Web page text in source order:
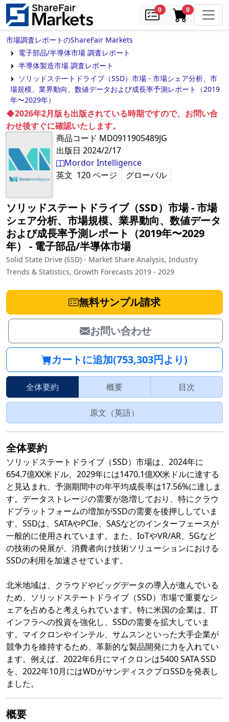
0samples0in cart
市場調査レポートのShareFair Markets
電子部品/半導体市場 調査レポート
半導体製造市場 調査レポート
ソリッドステートドライブ（SSD）市場 - 市場シェア分析、市
場規模、業界動向、数値データおよび成長率予測レポート（2019
年〜2029年）
◆2026年2月版も出版されている時期ですので、お問い合
わせ後すぐに確認いたします。
商品コード MD0911905489JG
出版日 2024/2/17
Mordor Intelligence
英文 120ページ グローバル
ソリッドステートドライブ（SSD）市場 - 市場
シェア分析、市場規模、業界動向、数値データ
および成長率予測レポート（2019年〜2029
年）
‐ 電子部品/半導体市場
Solid State Drive (SSD) - Market Share Analysis, Industry
Trends & Statistics, Growth Forecasts 2019 - 2029
無料サンプル請求
お問い合わせ
カートに追加(753,303円より)
全体要約 概要 目次
原文（英語）
全体要約
ソリッドステートドライブ（SSD）市場は、2024年に
654.7億XX米ドル、2029年には1470.1億XX米ドルに達する
と見込まれ、予測期間中の年平均成長率は17.56%に達しま
す。データストレージの需要が急増しており、特にクラウ
ドプラットフォームの増加がSSDの需要を後押ししていま
す。SSDは、SATAやPCIe、SASなどのインターフェースが
一般的に使用されています。また、IoTやVR/AR、5Gなど
の技術の発展が、消費者向け技術ソリューションにおける
SSDの利用を加速させています。
北米地域は、クラウドやビッグデータの導入が進んでいる
ため、ソリッドステートドライブ（SSD）市場で重要なシ
ェアを占めると考えられています。特に米国の企業は、IT
インフラへの投資を強化し、SSDの需要を拡大していま
す。マイクロンやインテル、サムスンといった大手企業が
競争力を維持するため、革新的な製品開発に力を入れてい
ます。例えば、2022年6月にマイクロンは5400 SATA SSD
を、2022年10月にはWDがサンディスクプロSSDを発表し
ました。
概要